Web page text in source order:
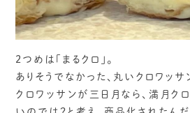
2つめは「まるクロ」。
ありそうでなかった、丸いクロワッサ
クロワッサンが三日月なら、満月ク